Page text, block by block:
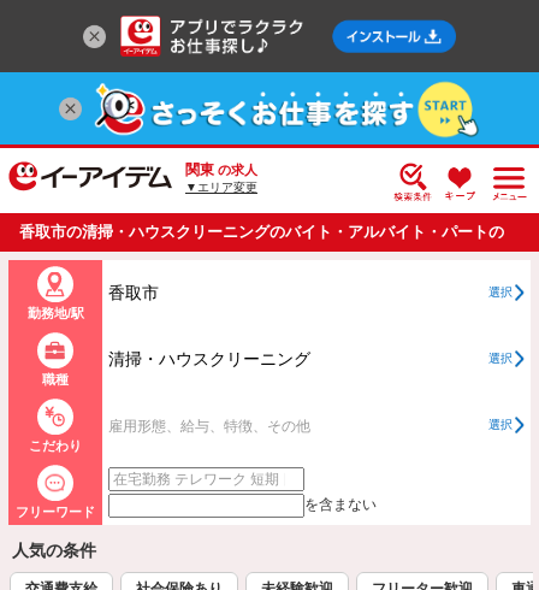
関東 の求人
▼エリア変更
香取市の清掃・ハウスクリーニングのバイト・アルバイト・パートの
求人情報一覧
勤務地/駅
香取市 選択
職種
清掃・ハウスクリーニング 選択
こだわり
雇用形態、給与、特徴、その他 選択
フリーワード を含まない
人気の条件